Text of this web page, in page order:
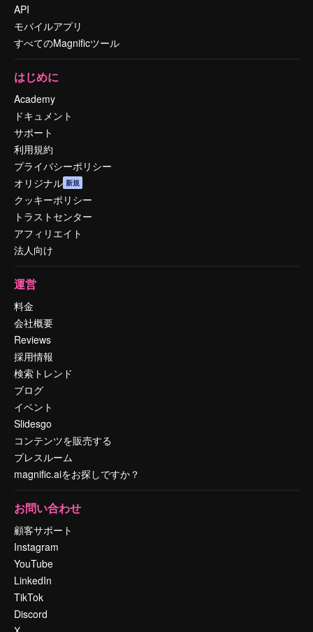
API
モバイルアプリ
すべてのMagnificツール
はじめに
Academy
ドキュメント
サポート
利用規約
プライバシーポリシー
オリジナル 新規
クッキーポリシー
トラストセンター
アフィリエイト
法人向け
運営
料金
会社概要
Reviews
採用情報
検索トレンド
ブログ
イベント
Slidesgo
コンテンツを販売する
プレスルーム
magnific.aiをお探しですか？
お問い合わせ
顧客サポート
Instagram
YouTube
LinkedIn
TikTok
Discord